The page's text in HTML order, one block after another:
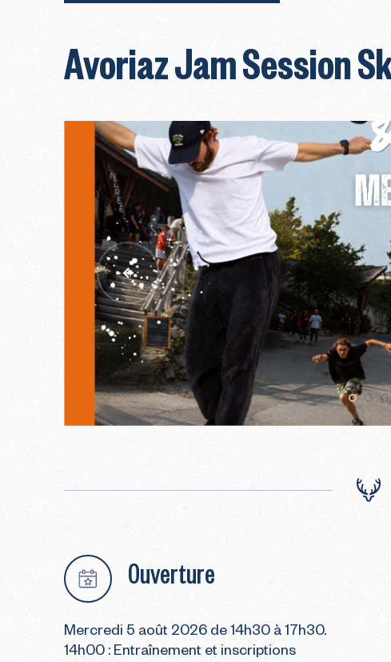
Avoriaz Jam Session
Ouverture
Mercredi 5 août 2026 de 14h30 à 17h30.
14h00 : Entraînement et inscriptions